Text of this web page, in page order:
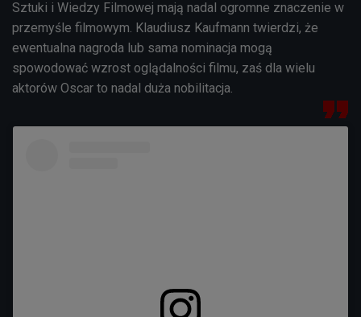
Sztuki i Wiedzy Filmowej mają nadal ogromne znaczenie w
przemyśle filmowym. Klaudiusz Kaufmann twierdzi, że
ewentualna nagroda lub sama nominacja mogą
spowodować wzrost oglądalności filmu, zaś dla wielu
aktorów Oscar to nadal duża nobilitacja.